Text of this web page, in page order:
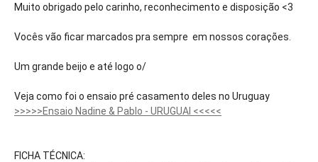
Muito obrigado pelo carinho, reconhecimento e disposição <3
Vocês vão ficar marcados pra sempre em nossos corações.
Um grande beijo e até logo o/
Veja como foi o ensaio pré casamento deles no Uruguay
>>>>>Ensaio Nadine & Pablo - URUGUAI <<<<<
FICHA TÉCNICA: